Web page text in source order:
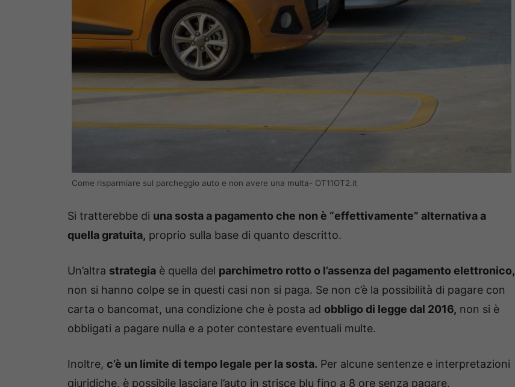
Come risparmiare sul parcheggio auto e non avere una multa- OT11OT2.it
Si tratterebbe di una sosta a pagamento che non è “effettivamente” alternativa a
quella gratuita, proprio sulla base di quanto descritto.
Un’altra strategia è quella del parchimetro rotto o l’assenza del pagamento elettronico,
non si hanno colpe se in questi casi non si paga. Se non c’è la possibilità di pagare con
carta o bancomat, una condizione che è posta ad obbligo di legge dal 2016, non si è
obbligati a pagare nulla e a poter contestare eventuali multe.
Inoltre, c’è un limite di tempo legale per la sosta. Per alcune sentenze e interpretazioni
giuridiche, è possibile lasciare l’auto in strisce blu fino a 8 ore senza pagare.